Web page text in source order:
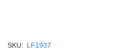
SKU: LF1937